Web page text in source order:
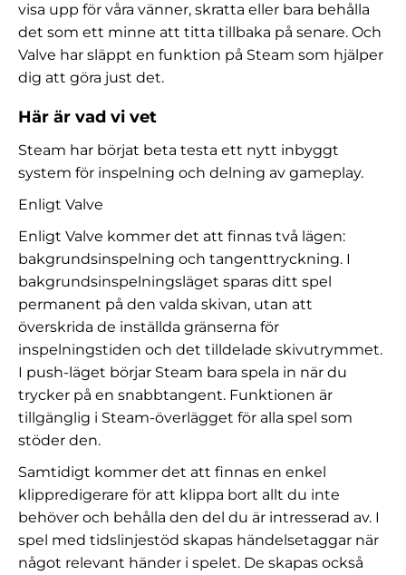
visa upp för våra vänner, skratta eller bara behålla
det som ett minne att titta tillbaka på senare. Och
Valve har släppt en funktion på Steam som hjälper
dig att göra just det.
Här är vad vi vet
Steam har börjat beta testa ett nytt inbyggt
system för inspelning och delning av gameplay.
Enligt Valve
Enligt Valve kommer det att finnas två lägen:
bakgrundsinspelning och tangenttryckning. I
bakgrundsinspelningsläget sparas ditt spel
permanent på den valda skivan, utan att
överskrida de inställda gränserna för
inspelningstiden och det tilldelade skivutrymmet.
I push-läget börjar Steam bara spela in när du
trycker på en snabbtangent. Funktionen är
tillgänglig i Steam-överlägget för alla spel som
stöder den.
Samtidigt kommer det att finnas en enkel
klippredigerare för att klippa bort allt du inte
behöver och behålla den del du är intresserad av. I
spel med tidslinjestöd skapas händelsetaggar när
något relevant händer i spelet. De skapas också